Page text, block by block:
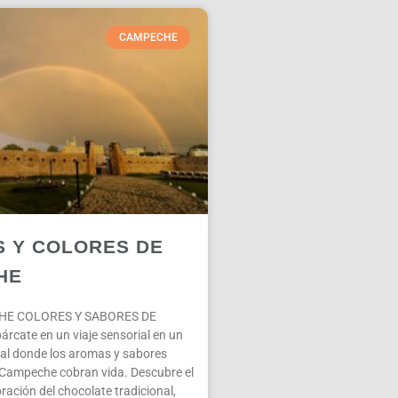
CAMPECHE
Y COLORES DE
COLORES Y SABORES DE
en un viaje sensorial en un
donde los aromas y sabores
cobran vida. Descubre el
del chocolate tradicional,